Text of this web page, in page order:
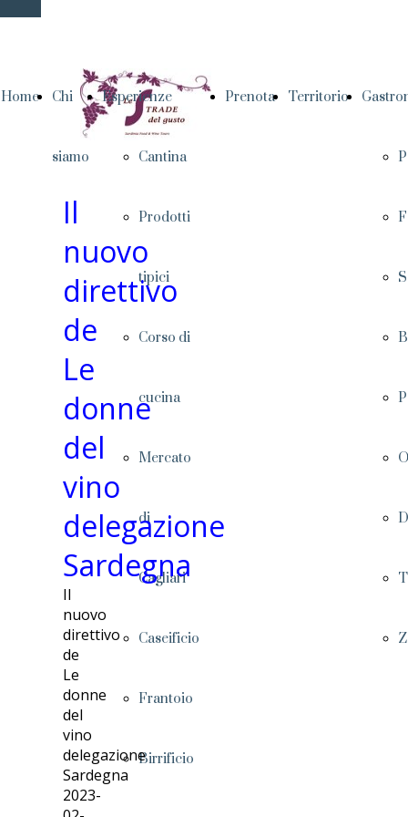
Home Chi
siamo
Esperienze
Cantina
Prodotti
tipici
Corso di
cucina
Mercato
di
Cagliari
Caseificio
Frantoio
Birrificio
Prenota Territorio
Il
nuovo
direttivo
de
Le
donne
del
vino
delegazione
Sardegna
Il
nuovo
direttivo
de
Le
donne
del
vino
delegazione
Sardegna
2023-